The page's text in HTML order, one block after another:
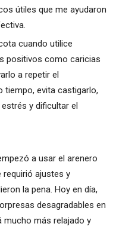
útiles que me ayudaron
cuando utilice
positivos como caricias
a repetir el
evita castigarlo,
y dificultar el
a usar el arenero
requirió ajustes y
la pena. Hoy en día,
desagradables en
mucho más relajado y